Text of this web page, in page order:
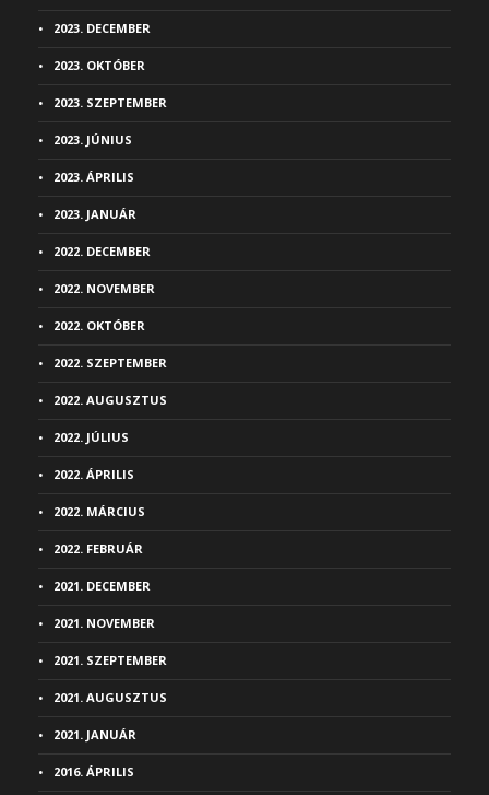
2023. DECEMBER
2023. OKTÓBER
2023. SZEPTEMBER
2023. JÚNIUS
2023. ÁPRILIS
2023. JANUÁR
2022. DECEMBER
2022. NOVEMBER
2022. OKTÓBER
2022. SZEPTEMBER
2022. AUGUSZTUS
2022. JÚLIUS
2022. ÁPRILIS
2022. MÁRCIUS
2022. FEBRUÁR
2021. DECEMBER
2021. NOVEMBER
2021. SZEPTEMBER
2021. AUGUSZTUS
2021. JANUÁR
2016. ÁPRILIS